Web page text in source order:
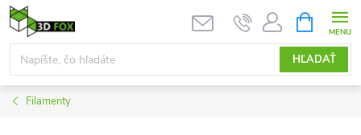
Prejsť
na
obsah
HĽADAŤ
KOŠÍK
Filamenty